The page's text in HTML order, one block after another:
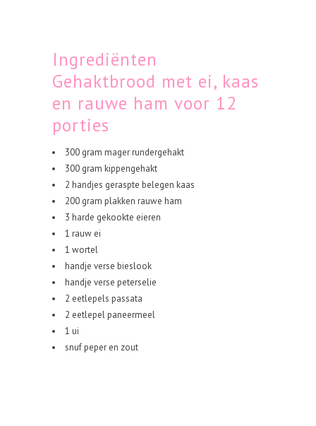
Ingrediënten
Gehaktbrood met ei, kaas
en rauwe ham voor 12
porties
300 gram mager rundergehakt
300 gram kippengehakt
2 handjes geraspte belegen kaas
200 gram plakken rauwe ham
3 harde gekookte eieren
1 rauw ei
1 wortel
handje verse bieslook
handje verse peterselie
2 eetlepels passata
2 eetlepel paneermeel
1 ui
snuf peper en zout